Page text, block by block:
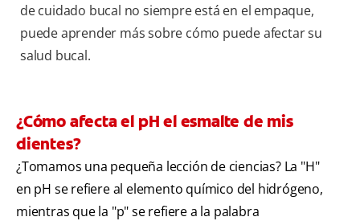
de cuidado bucal no siempre está en el empaque,
puede aprender más sobre cómo puede afectar su
salud bucal.
¿Cómo afecta el pH el esmalte de mis
dientes?
¿Tomamos una pequeña lección de ciencias? La "H"
en pH se refiere al elemento químico del hidrógeno,
mientras que la "p" se refiere a la palabra